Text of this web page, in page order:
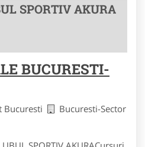
SPORTIV AKURA
BUCURESTI-
Bucuresti
Bucuresti-Sector